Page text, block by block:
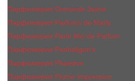
Парфюмерия Ormonde Jayne
Парфюмерия Parfums de Marly
Парфюмерия Parle Moi de Parfum
Парфюмерия Penhaligon's
Парфюмерия Phaedon
Парфюмерия Plume Impression